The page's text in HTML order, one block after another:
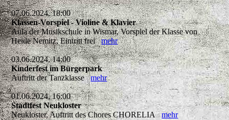
07.06.2024, 18:00
Klassen-Vorspiel - Violine & Klavier
Aula der Musikschule in Wismar, Vorspiel der Klasse von
Heide Nemitz, Eintritt freimehr
03.06.2024, 14:00
Kinderfest im Bürgerpark
Auftritt der Tanzklassemehr
01.06.2024, 16:00
Stadtfest Neukloster
Neukloster, Auftritt des Chores CHORELIAmehr